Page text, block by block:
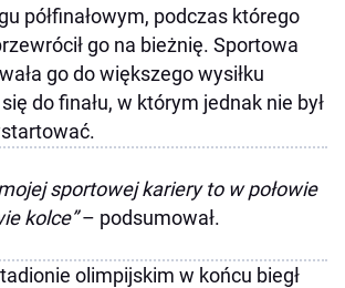
półfinałowym, podczas którego
go na bieżnię. Sportowa
go do większego wysiłku
do finału, w którym jednak nie był
sportowej kariery to w połowie
kolce”– podsumował.
olimpijskim w końcu biegł